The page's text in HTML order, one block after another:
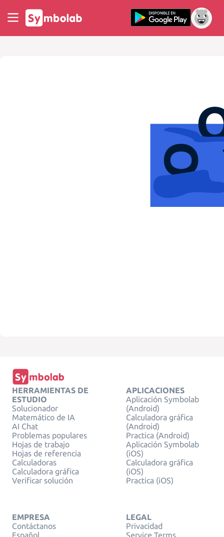
HERRAMIENTAS DE
ESTUDIO
Solucionador
Matemático de IA
AI Chat
Problemas populares
Hojas de trabajo
Hojas de referencia
Calculadoras
Calculadora gráfica
Verificar solución
APLICACIONES
Aplicación Symbolab
(Android)
Calculadora gráfica
(Android)
Practica (Android)
Aplicación Symbolab
(iOS)
Calculadora gráfica
(iOS)
Practica (iOS)
EMPRESA
Contáctanos
LEGAL
Privacidad